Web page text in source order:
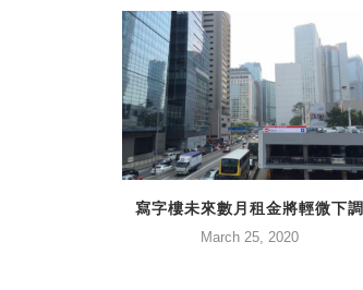
寫字樓未來數月租金將輕微下調
March 25, 2020